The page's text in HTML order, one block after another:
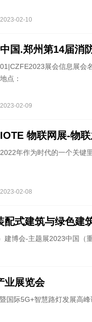
2023-02-10
中国.郑州第14届消
01|CZFE2023展会信息展会
地点：
2023-02-09
IOTE 物联网展-物
2022年作为时代的一个关键
2023-02-08
配式建筑与绿色建
建博会-主题展2023中国
业展览会
国际5G+智慧路灯发展高